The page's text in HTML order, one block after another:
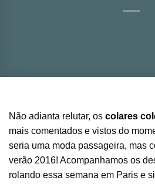
Não adianta relutar, os colares
mais comentados e vistos do
seria uma moda passageira, mas
verão 2016! Acompanhamos os
rolando essa semana em Paris e